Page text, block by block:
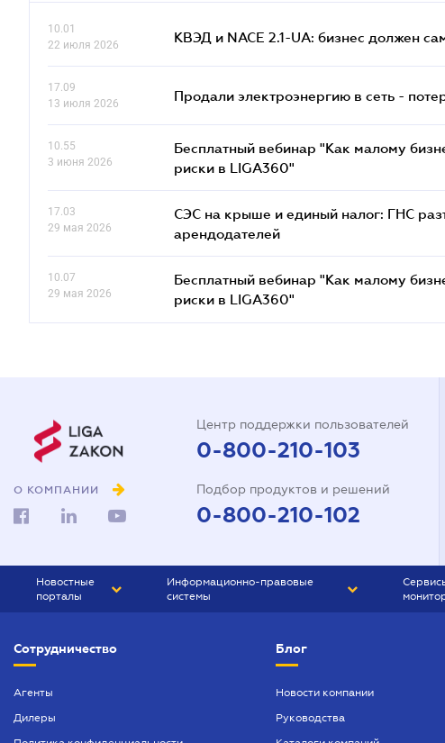
10.01
22 июля 2026
КВЭД и NACE 2.1-UA: бизнес должен
17.09
13 июля 2026
Продали электроэнергию в сеть -
10.55
3 июня 2026
Бесплатный вебинар "Как малому
риски в LIGA360"
17.03
29 мая 2026
СЭС на крыше и единый налог: ГНС
арендодателей
10.07
29 мая 2026
Бесплатный вебинар "Как малому
риски в LIGA360"
О КОМПАНИИ
Центр поддержки пользователей
0-800-210-103
Подбор продуктов и решений
0-800-210-102
Новостные
порталы
БИЗНЕС
Информационно-правовые
системы
БУХГАЛТЕР ПРОФ
Сотрудничество
Агенты
Дилеры
Блог
Новости компании
Руководства